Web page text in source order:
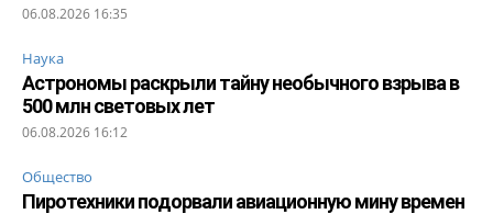
06.08.2026 16:35
Наука
Астрономы раскрыли тайну необычного взрыва в
500 млн световых лет
06.08.2026 16:12
Общество
Пиротехники подорвали авиационную мину времен